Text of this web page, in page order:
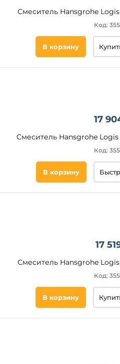
Смеситель Hansgrohe
Код:
В корзину
17
Смеситель Hansgrohe
Код:
В корзину
17
Смеситель Hansgrohe
Код:
В корзину